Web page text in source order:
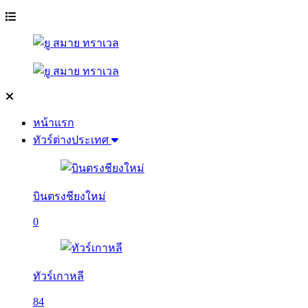
หน้าแรก
ทัวร์ต่างประเทศ
บินตรงชียงใหม่
0
ทัวร์เกาหลี
84